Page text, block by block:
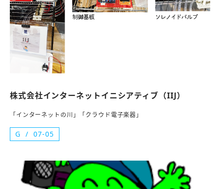
株式会社インターネットイニシアティブ（IIJ）
「インターネットの川」「クラウド電子楽器」
G 07-05